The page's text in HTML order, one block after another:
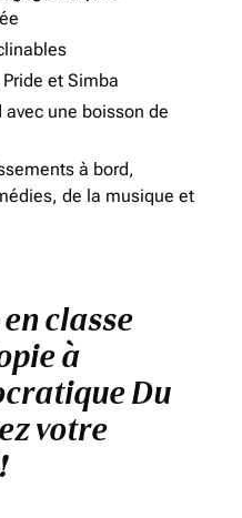
et Simba
une boisson de
à bord,
de la musique et
classe
à
Du
votre